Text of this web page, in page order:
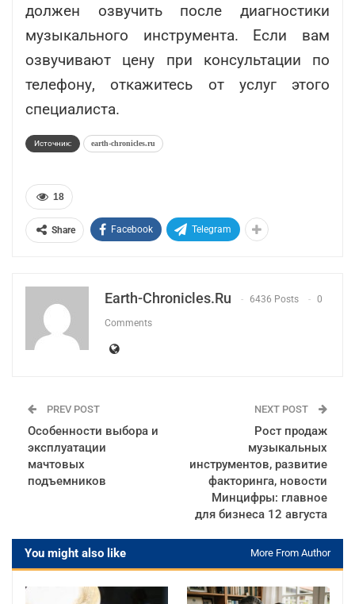
должен озвучить после диагностики
музыкального инструмента. Если вам
озвучивают цену при консультации по
телефону, откажитесь от услуг этого
специалиста.
Источник: earth-chronicles.ru
18
Share Facebook Telegram
Earth-Chronicles.ru 6436 Posts 0
Comments
PREV POST
Особенности выбора и
эксплуатации
мачтовых
подъемников
NEXT POST
Рост продаж
музыкальных
инструментов, развитие
факторинга, новости
Минцифры: главное
для бизнеса 12 августа
You might also like More From Author